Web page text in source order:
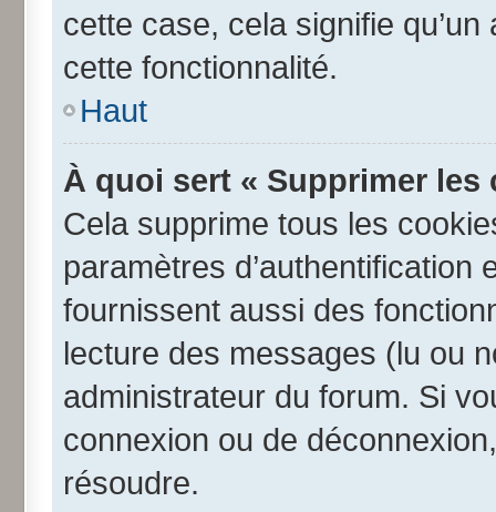
cette case, cela signifie
cette fonctionnalité.
Haut
À quoi sert « Supprimer
Cela supprime tous les
paramètres
fournissent aussi des
lecture des messages (lu ou
administrateur du forum. Si
connexion ou de
résoudre.